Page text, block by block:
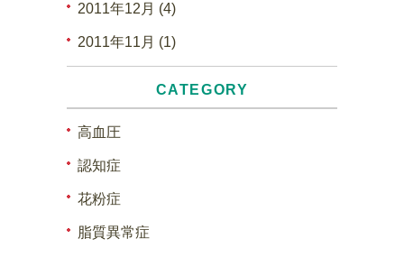
2011年12月 (4)
2011年11月 (1)
CATEGORY
高血圧
認知症
花粉症
脂質異常症